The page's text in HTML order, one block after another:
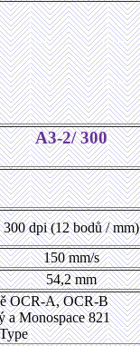
A3-2/ 300
300 dpi (12 bodů / mm)
150 mm/s
54,2 mm
OCR-A, OCR-B
a Monospace 821